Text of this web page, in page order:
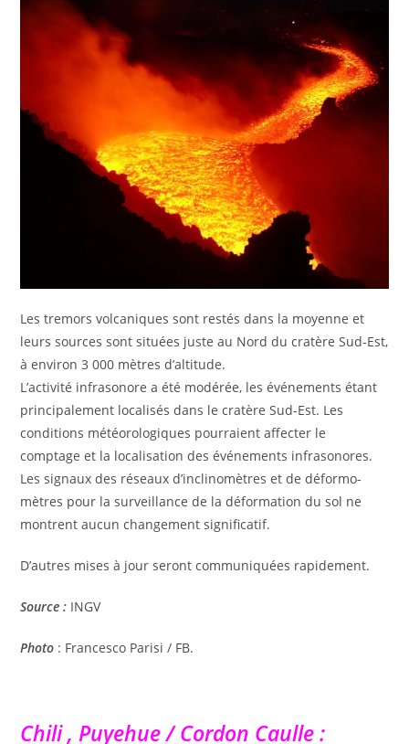
Les tremors volcaniques sont restés dans la moyenne et
leurs sources sont situées juste au Nord du cratère Sud-Est,
à environ 3 000 mètres d’altitude.
L’activité infrasonore a été modérée, les événements étant
principalement localisés dans le cratère Sud-Est. Les
conditions météorologiques pourraient affecter le
comptage et la localisation des événements infrasonores.
Les signaux des réseaux d’inclinomètres et de déformo-
mètres pour la surveillance de la déformation du sol ne
montrent aucun changement significatif.
D’autres mises à jour seront communiquées rapidement.
Source : INGV
Photo : Francesco Parisi / FB.
Chili , Puyehue / Cordon Caulle :